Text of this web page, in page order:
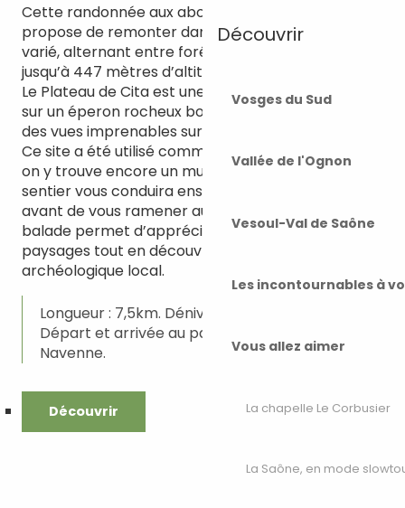
Découvrir
Vosges du Sud
Vallée de l'Ognon
Vesoul-Val de Saône
Les incontournables à
Vous allez aimer
La chapelle Le Corbusier
La Saône, en mode
Cette randonnée aux abords de Vesoul vous
propose de remonter dans le temps. Ce parcours
varié, alternant entre forêt et prairies, vous mène
jusqu’à 447 mètres d’altitude, à la Croix de Cassini.
Le Plateau de Cita est une pelouse naturelle située
sur un éperon rocheux bordé de falaises, offrant
des vues imprenables sur Vesoul et les alentours.
Ce site a été utilisé comme camp préhistorique et
on y trouve encore un mur de pierres sèches. Le
sentier vous conduira ensuite vers un arboretum,
avant de vous ramener au point de départ. Cette
balade permet d’apprécier la diversité des
paysages tout en découvrant le patrimoine
archéologique local.
Longueur : 7,5km. Dénivelé : 86m. Facile.
Départ et arrivée au parking des 4 Sapins à
Navenne.
Découvrir